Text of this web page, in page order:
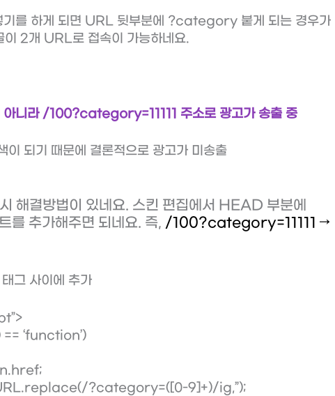
기를 하게 되면 URL 뒷부분에 ?category 붙게 되는 경우가
이 2개 URL로 접속이 가능하네요.
아니라 /100?category=11111 주소로 광고가 송출 중
되기 때문에 결론적으로 광고가 미송출
해결방법이 있네요. 스킨 편집에서 HEAD 부분에
추가해주면 되네요. 즉, /100?category=11111 →
그 사이에 추가
‘function’)
?category=([0-9]+)/ig,”);